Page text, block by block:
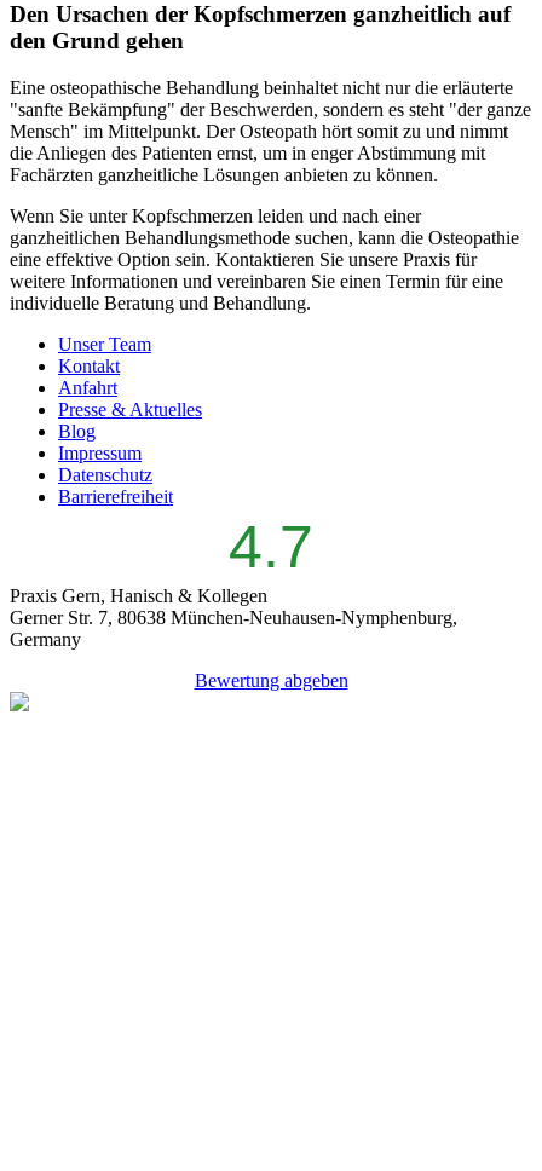
Den Ursachen der Kopfschmerzen ganzheitlich auf
den Grund gehen
Eine osteopathische Behandlung beinhaltet nicht nur die erläuterte
"sanfte Bekämpfung" der Beschwerden, sondern es steht "der ganze
Mensch" im Mittelpunkt. Der Osteopath hört somit zu und nimmt
die Anliegen des Patienten ernst, um in enger Abstimmung mit
Fachärzten ganzheitliche Lösungen anbieten zu können.
Wenn Sie unter Kopfschmerzen leiden und nach einer
ganzheitlichen Behandlungsmethode suchen, kann die Osteopathie
eine effektive Option sein. Kontaktieren Sie unsere Praxis für
weitere Informationen und vereinbaren Sie einen Termin für eine
individuelle Beratung und Behandlung.
Unser Team
Kontakt
Anfahrt
Presse & Aktuelles
Blog
Impressum
Datenschutz
Barrierefreiheit
4.7
Praxis Gern, Hanisch & Kollegen
Gerner Str. 7, 80638 München-Neuhausen-Nymphenburg,
Germany
Bewertung abgeben